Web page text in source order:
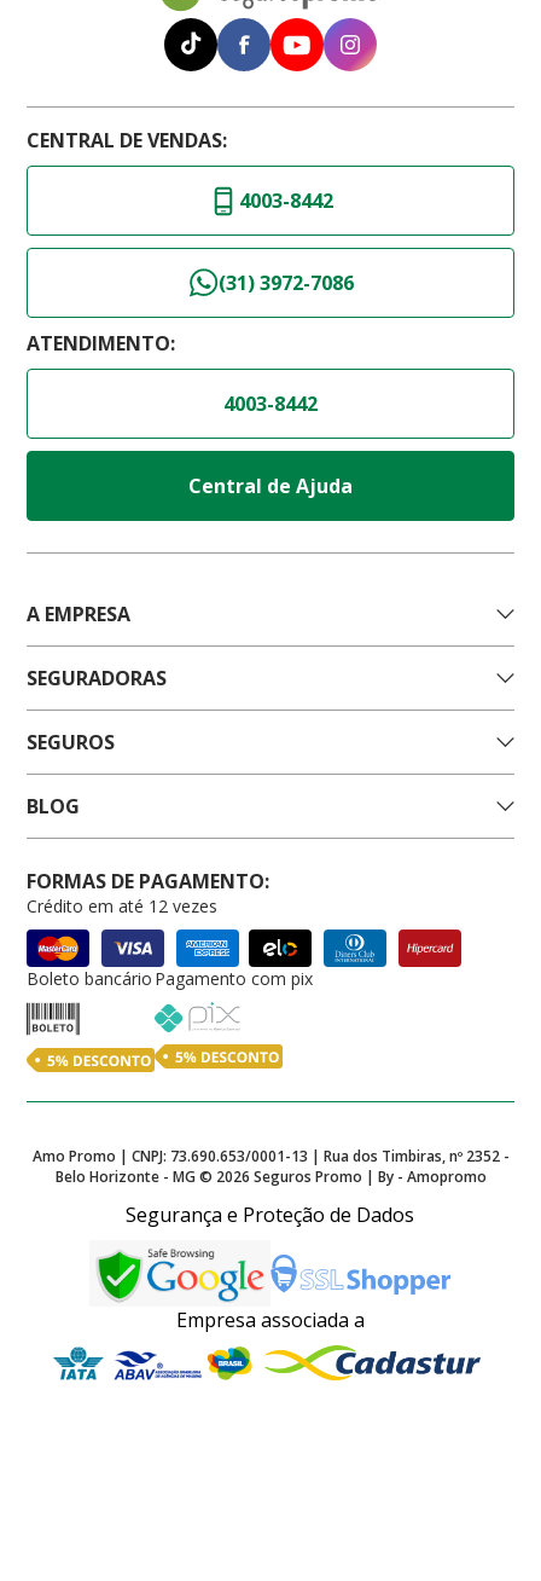
CENTRAL DE VENDAS:
4003-8442
(31) 3972-7086
ATENDIMENTO:
4003-8442
Central de Ajuda
A EMPRESA
SEGURADORAS
SEGUROS
BLOG
FORMAS DE PAGAMENTO:
Crédito em até 12 vezes
Boleto bancário Pagamento com pix
Amo Promo | CNPJ: 73.690.653/0001-13 | Rua dos Timbiras, nº 2352 -
Belo Horizonte - MG © 2026 Seguros Promo | By - Amopromo
Segurança e Proteção de Dados
Empresa associada a